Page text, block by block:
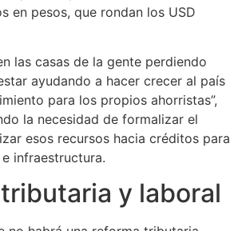
en pesos, que rondan los USD
las casas de la gente perdiendo
ayudando a hacer crecer al país
para los propios ahorristas”,
la necesidad de formalizar el
esos recursos hacia créditos para
infraestructura.
y laboral